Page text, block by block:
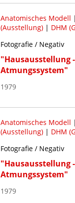
Anatomisches Modell |
(Ausstellung)| DHM
Fotografie / Negativ
"Hausausstellung
Atmungssystem"
1979
Anatomisches Modell |
(Ausstellung)| DHM
Fotografie / Negativ
"Hausausstellung
Atmungssystem"
1979